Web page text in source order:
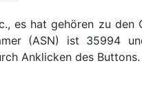
es hat gehören zu den
(ASN) ist 35994
Anklicken des Buttons.